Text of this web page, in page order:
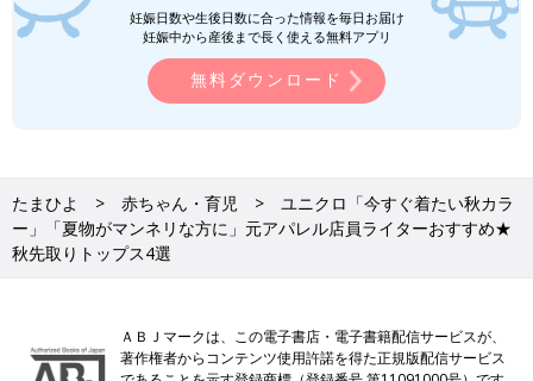
妊娠日数や生後日数に合った情報を毎日お届け
妊娠中から産後まで長く使える無料アプリ
無料ダウンロード
たまひよ 赤ちゃん・育児
ユニクロ「今すぐ着たい秋カラ
ー」「夏物がマンネリな方に」元アパレル店員ライターおすすめ★
秋先取りトップス4選
ＡＢＪマークは、この電子書店・電子書籍配信サービスが、
著作権者からコンテンツ使用許諾を得た正規版配信サービス